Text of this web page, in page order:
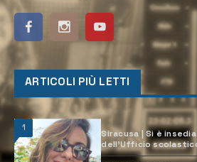
ARTICOLI PIÙ LETTI
1
Siracusa | Si è
dell’Ufficio